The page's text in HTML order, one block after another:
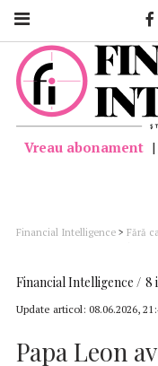
Vreau abonament |
Financial Intelligence > Fără
Financial Intelligence 8
Update articol: 08.06.2026,
Papa Leon